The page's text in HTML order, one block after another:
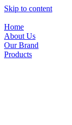
Skip to content
Home
About Us
Our Brand
Products